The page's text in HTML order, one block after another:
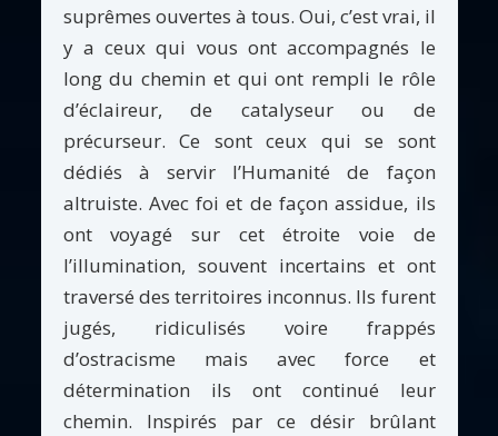
suprêmes ouvertes à tous. Oui, c’est vrai, il
y a ceux qui vous ont accompagnés le
long du chemin et qui ont rempli le rôle
d’éclaireur, de catalyseur ou de
précurseur. Ce sont ceux qui se sont
dédiés à servir l’Humanité de façon
altruiste. Avec foi et de façon assidue, ils
ont voyagé sur cet étroite voie de
l’illumination, souvent incertains et ont
traversé des territoires inconnus. Ils furent
jugés, ridiculisés voire frappés
d’ostracisme mais avec force et
détermination ils ont continué leur
chemin. Inspirés par ce désir brûlant